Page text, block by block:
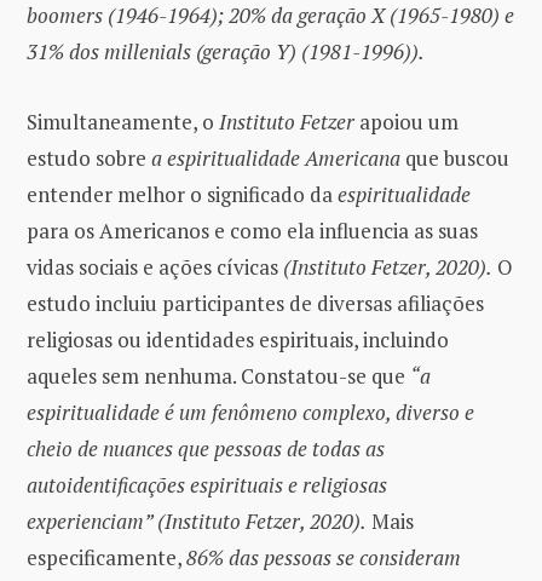
boomers (1946-1964); 20% da geração X (1965-1980) e
31% dos millenials (geração Y) (1981-1996)).
Simultaneamente, o Instituto Fetzer apoiou um
estudo sobre a espiritualidade Americana que buscou
entender melhor o significado daespiritualidade
para os Americanos e como ela influencia as suas
vidas sociais e ações cívicas (Instituto Fetzer, 2020). O
estudo incluiu participantes de diversas afiliações
religiosas ou identidades espirituais, incluindo
aqueles sem nenhuma. Constatou-se que “a
espiritualidade é um fenômeno complexo, diverso e
cheio de nuances que pessoas de todas as
autoidentificações espirituais e religiosas
experienciam” (Instituto Fetzer, 2020). Mais
especificamente,86% das pessoas se consideram